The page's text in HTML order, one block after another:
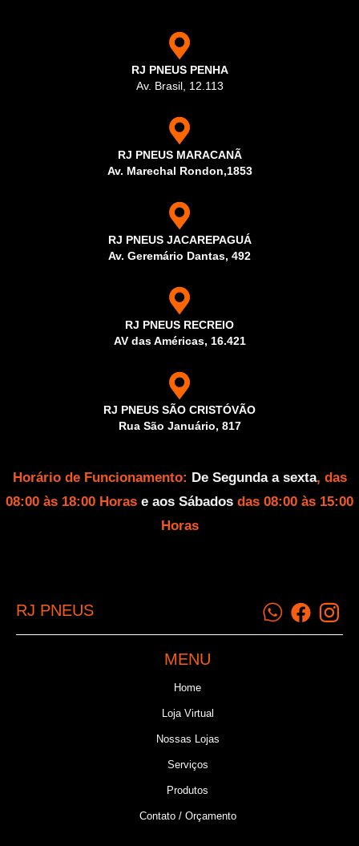
RJ PNEUS PENHA
Av. Brasil, 12.113
RJ PNEUS MARACANÃ
Av. Marechal Rondon,1853
RJ PNEUS JACAREPAGUÁ
Av. Geremário Dantas, 492
RJ PNEUS RECREIO
AV das Américas, 16.421
RJ PNEUS SÃO CRISTÓVÃO
Rua São Januário, 817
Horário de Funcionamento: De Segunda a sexta, das
08:00 às 18:00 Horas e aos Sábados das 08:00 às 15:00
Horas
RJ PNEUS
MENU
Home
Loja Virtual
Nossas Lojas
Serviços
Produtos
Contato / Orçamento